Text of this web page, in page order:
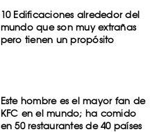
10 Edificaciones alrededor del
mundo que son muy extrañas
pero tienen un propósito
Este hombre es el mayor fan de
KFC en el mundo; ha comido
en 50 restaurantes de 40 países